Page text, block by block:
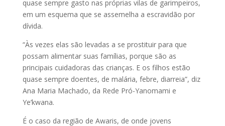
quase sempre gasto nas próprias vilas de garimpeiros,
em um esquema que se assemelha a escravidão por
dívida.
“Às vezes elas são levadas a se prostituir para que
possam alimentar suas famílias, porque são as
principais cuidadoras das crianças. E os filhos estão
quase sempre doentes, de malária, febre, diarreia”, diz
Ana Maria Machado, da Rede Pró-Yanomami e
Ye’kwana.
É o caso da região de Awaris, de onde jovens